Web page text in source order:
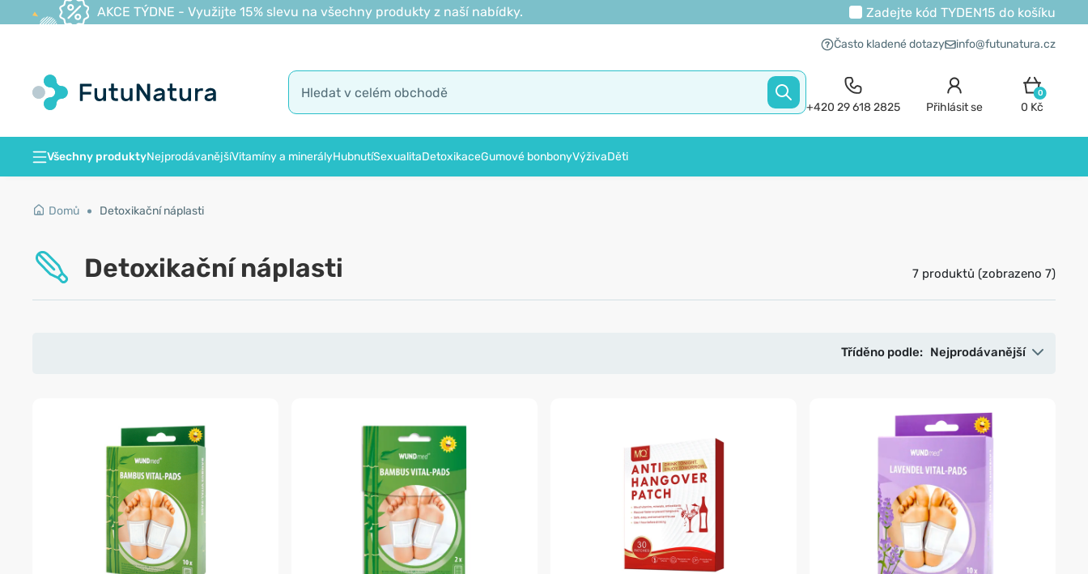
AKCE TÝDNE - Využijte 15% slevu na všechny produkty z naší nabídky. Zadejte kód TYDEN15 do košíku
Často kladené dotazy info@futunatura.cz
+420 29 618 2825 Přihlásit se
0
0 Kč
Všechny produktyNejprodávanějšíVitamíny a minerályHubnutíSexualitaDetoxikaceGumové bonbonyVýživaDěti
Domů Detoxikační náplasti
Detoxikační náplasti 7 produktů (zobrazeno 7)
Tříděno podle: Nejprodávanější